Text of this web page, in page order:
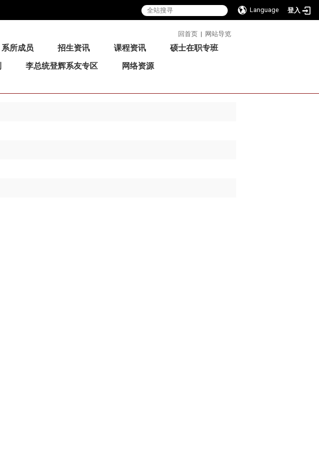
Language 登入
回首页 | 网站导览
系所成员 招生资讯 课程资讯
硕士在职专班
李总统登辉系友专区
网络资源